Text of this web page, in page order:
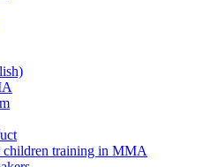
children training in MMA